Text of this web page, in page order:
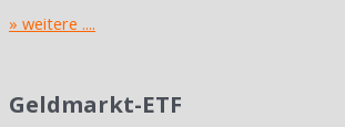
» weitere ....
Geldmarkt-ETF